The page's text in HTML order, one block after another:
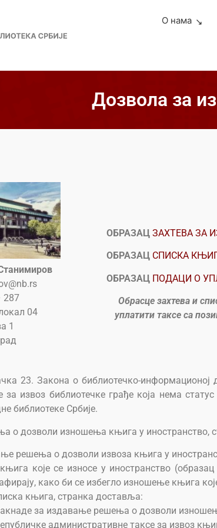
О нама
Дозвола за
287
04
1
ОБРАЗАЦ ЗАХТЕВА ЗА
ОБРАЗАЦ СПИСКА
ОБРАЗАЦ ПОДАЦИ О
Обрасце захтева и
уплатити таксе са
23. Закона о библиотечко-
за извоз библиотечке грађе која нема
библиотеке Србије.
о дозволи изношења књига у иностранство,
решења о дозволи извоза књига у
које се износе у иностранство
како би се избегло изношење књига
књига, странка доставља:
за издавање решења о дозволи
административне таксе за извоз